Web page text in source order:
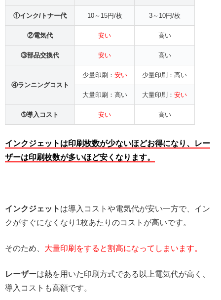
①インク/トナー代 10～15円/枚 3～10円/枚
②電気代 安い 高い
③部品交換代 安い 高い
④ランニングコスト
少量印刷： 安い 少量印刷：高い
大量印刷：高い 大量印刷： 安い
➄導入コスト 安い 高い
インクジェットは印刷枚数が少ないほどお得になり、レー
ザーは印刷枚数が多いほど安くなります。
インクジェット は導入コストや電気代が安い一方で、イン
クがすぐになくなり1枚あたりのコストが高いです。
そのため、 大量印刷をすると割高になってしまいます。
レーザーは熱を用いた印刷方式である以上電気代が高く、
導入コストも高額です。